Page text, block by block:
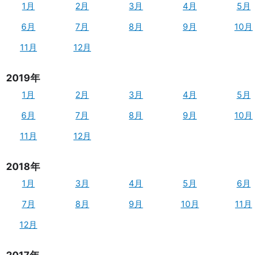
1月 2月 3月 4月
5月
6月
7月 8月 9月
10月
11月
12月
2019年
1月 2月 3月 4月
5月
6月
7月 8月 9月
10月
11月
12月
2018年
1月 3月 4月 5月
6月
7月
8月 9月 10月
11月
12月